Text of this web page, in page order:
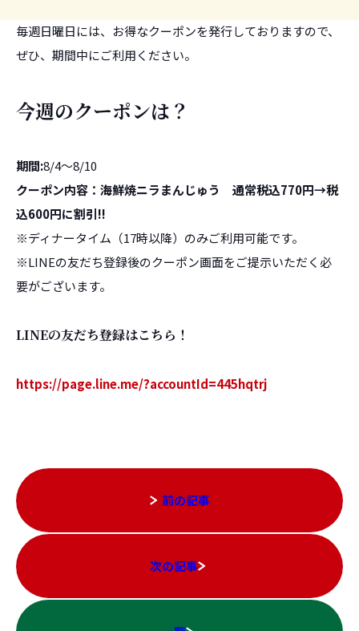
毎週日曜日には、お得なクーポンを発行しておりますので、
ぜひ、期間中にご利用ください。
今週のクーポンは？
期間:8/4～8/10
クーポン内容：海鮮焼ニラまんじゅう 通常税込770円→税
込600円に割引!!
※ディナータイム（17時以降）のみご利用可能です。
※LINEの友だち登録後のクーポン画面をご提示いただく必
要がございます。
LINEの友だち登録はこちら！
https://page.line.me/?accountId=445hqtrj
前の記事
次の記事